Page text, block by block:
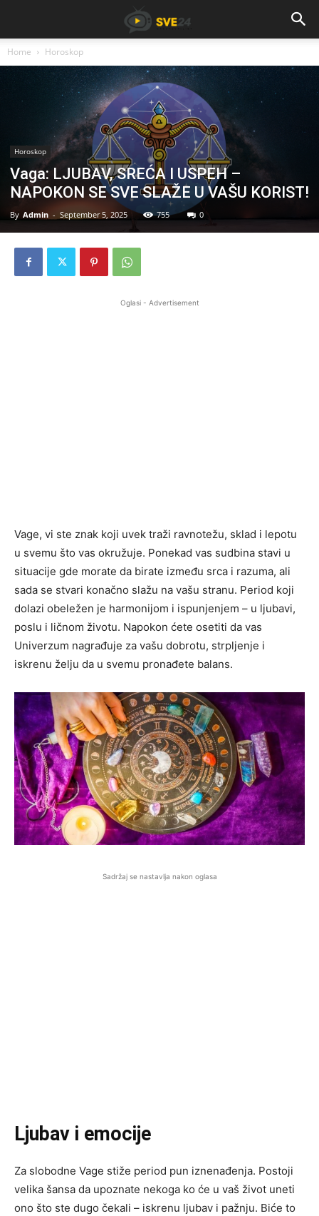
Home Horoskop
Horoskop
Vaga: LJUBAV, SREĆA I USPEH –
NAPOKON SE SVE SLAŽE U VAŠU KORIST!
By Admin - September 5, 2025 755 0
Oglasi - Advertisement
Vage, vi ste znak koji uvek traži ravnotežu, sklad i lepotu
u svemu što vas okružuje. Ponekad vas sudbina stavi u
situacije gde morate da birate između srca i razuma, ali
sada se stvari konačno slažu na vašu stranu. Period koji
dolazi obeležen je harmonijom i ispunjenjem – u ljubavi,
poslu i ličnom životu. Napokon ćete osetiti da vas
Univerzum nagrađuje za vašu dobrotu, strpljenje i
iskrenu želju da u svemu pronađete balans.
Sadržaj se nastavlja nakon oglasa
Ljubav i emocije
Za slobodne Vage stiže period pun iznenađenja. Postoji
velika šansa da upoznate nekoga ko će u vaš život uneti
ono što ste dugo čekali – iskrenu ljubav i pažnju. Biće to